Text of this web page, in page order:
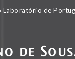
Laboratório de